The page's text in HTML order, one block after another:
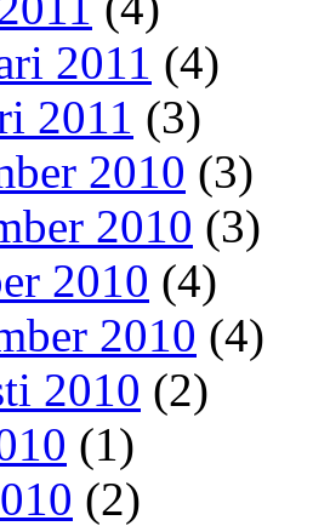
2011 (4)
2011 (3)
2010 (3)
2010 (3)
2010 (4)
2010 (4)
2010 (2)
(1)
(2)